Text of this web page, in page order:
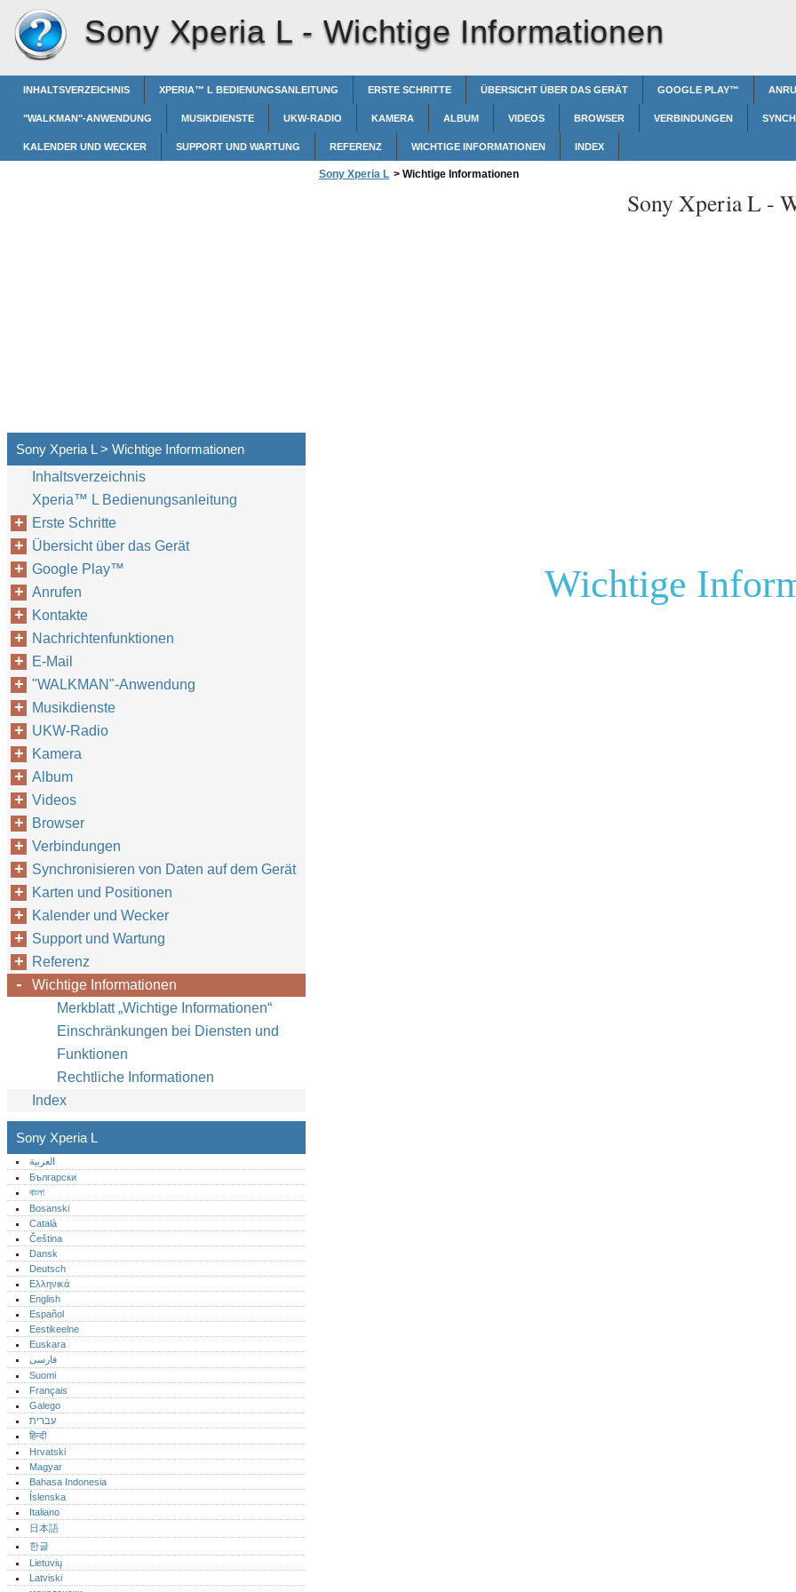
Sony Xperia L -Wichtige Informationen
INHALTSVERZEICHNIS XPERIA™‎ L BEDIENUNGSANLEITUNG ERSTE SCHRITTE ÜBERSICHT ÜBER DAS GERÄT GOOGLE PLAY™‎
"WALKMAN"-ANWENDUNG MUSIKDIENSTE UKW-RADIO KAMERA ALBUM VIDEOS BROWSER VERBINDUNGEN
KALENDER UND WECKER SUPPORT UND WARTUNG REFERENZ WICHTIGE INFORMATIONEN INDEX
Sony Xperia L > Wichtige Informationen
Sony Xperia L -
Wichtige
Sony Xperia L > Wichtige Informationen
Inhaltsverzeichnis
Xperia™‎ L Bedienungsanleitung
Erste Schritte
Übersicht über das Gerät
Google Play™‎
Anrufen
Kontakte
Nachrichtenfunktionen
E-Mail
"WALKMAN"-Anwendung
Musikdienste
UKW-Radio
Kamera
Album
Videos
Browser
Verbindungen
Synchronisieren von Daten auf dem Gerät
Karten und Positionen
Kalender und Wecker
Support und Wartung
Referenz
Wichtige Informationen
Merkblatt „Wichtige Informationen“
Einschränkungen bei Diensten und
Funktionen
Rechtliche Informationen
Index
Sony Xperia L
العربية
Български
বাংলা
Bosanski
Català
Čeština
Dansk
Deutsch
Ελληνικά
English
Español
Eestikeelne
Euskara
فارسی
Suomi
Français
Galego
עברית
हिन्दी
Hrvatski
Magyar
Bahasa Indonesia
Íslenska
Italiano
日本語
한글
Lietuvių
Latviski